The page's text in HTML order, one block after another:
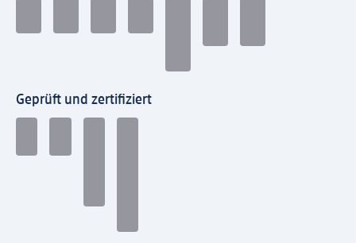
Geprüft und zertifiziert